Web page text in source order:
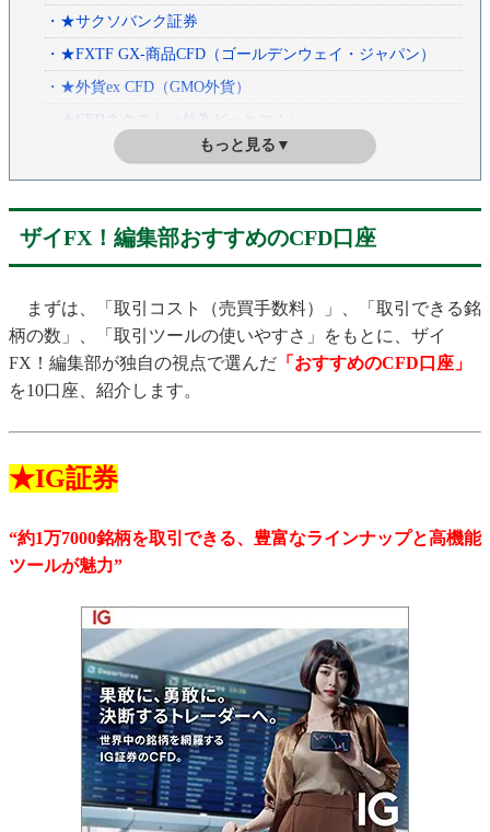
・★サクソバンク証券
・★FXTF GX-商品CFD（ゴールデンウェイ・ジャパン）
・★外貨ex CFD（GMO外貨）
・★CFDネクスト（外為どっとコム）
・★楽天CFD（楽天証券）
・★岡三証券（くりっく株365）
・★トライオートCFD（インヴァスト証券）
・国内CFD口座を銘柄数・取引手数料で比較
・まとめ：取引したい銘柄や使いやすさでCFD口座を選ぼう
・【2026年8月最新版】おすすめのCFD口座を「取り扱い銘柄
数」 「取引できる銘柄の種類」「おすすめポイント」などで比
もっと見る▼
ザイFX！編集部おすすめのCFD口座
まずは、「取引コスト（売買手数料）」、「取引できる銘
柄の数」、「取引ツールの使いやすさ」をもとに、ザイ
FX！編集部が独自の視点で選んだ 「おすすめのCFD口座」
を10口座、紹介します。
★IG証券
“約1万7000銘柄を取引できる、豊富なラインナップと高機能
ツールが魅力”